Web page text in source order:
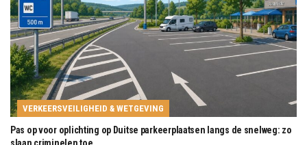
VERKEERSVEILIGHEID & WETGEVING
Pas op voor oplichting op Duitse parkeerplaatsen langs de snelweg: zo
slaan criminelen toe